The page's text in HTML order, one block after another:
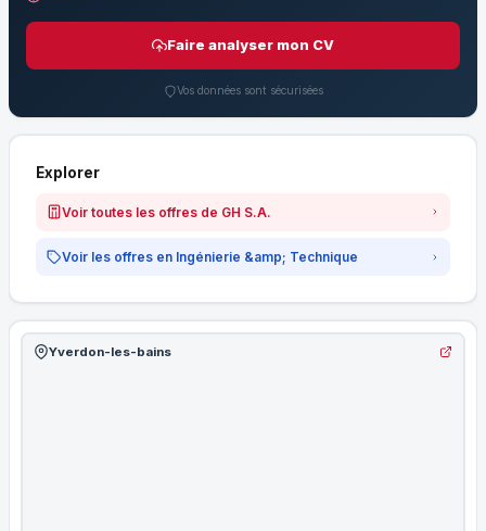
Faire analyser mon CV
Vos données sont sécurisées
Explorer
Voir toutes les offres de GH S.A.
Voir les offres en Ingénierie &amp; Technique
Yverdon-les-bains